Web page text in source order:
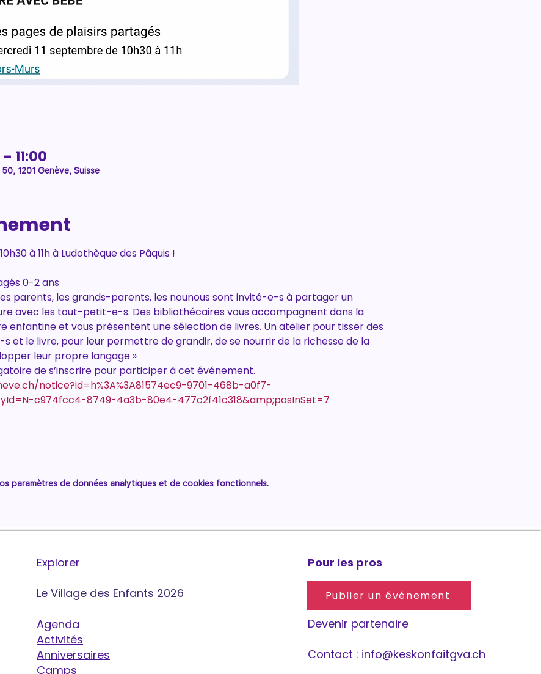
11:00
1201 Genève, Suisse
à 11h à Ludothèque des Pâquis !
0-2 ans
parents, les grands-parents, les nounous sont invité-e-s à partager un
avec les tout-petit-e-s. Des bibliothécaires vous accompagnent dans la
enfantine et vous présentent une sélection de livres. Un atelier pour tisser des
et le livre, pour leur permettre de grandir, de se nourrir de la richesse de la
leur propre langage »
de s’inscrire pour participer à cet événement.
notice?id=h%3A%3A81574ec9-9701-468b-a0f7-
c974fcc4-8749-4a3b-80e4-477c2f41c318&amp;posInSet=7
paramètres de données analytiques et de cookies fonctionnels.
Explorer
Le Village des Enfants 2026
Agenda
Activités
Anniversaires
Camps
Pour les pros
Devenir partenaire
Contact : info@keskonfaitgva.ch
Publier un événement